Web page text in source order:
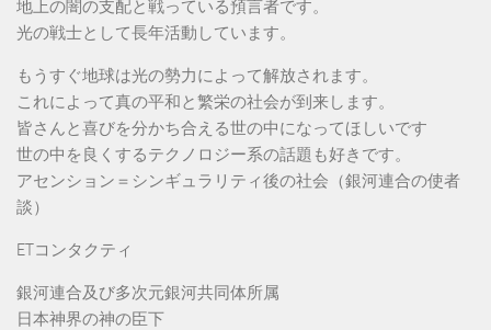
地上の闇の支配と戦っている預言者です。
光の戦士として長年活動しています。
もうすぐ地球は光の勢力によって解放されます。
これによって真の平和と繁栄の社会が到来します。
皆さんと喜びを分かち合える世の中になってほしいです
世の中を良くするテクノロジー系の話題も好きです。
アセンション＝シンギュラリティ後の社会（銀河連合の使者
談）
ETコンタクティ
銀河連合及び多次元銀河共同体所属
日本神界の神の臣下